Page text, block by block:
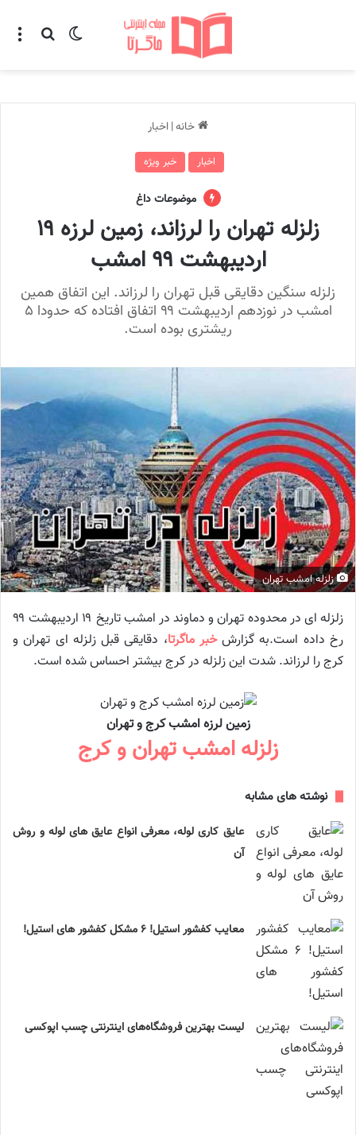
تغییر پوسته
خانه|اخبار
اخبار خبر ویژه
موضوعات داغ
زلزله تهران را لرزاند، زمین لرزه ۱۹
اردیبهشت ۹۹ امشب
زلزله سنگین دقایقی قبل تهران را لرزاند. این اتفاق همین
امشب در نوزدهم اردیبهشت ۹۹ اتفاق افتاده که حدودا ۵
ریشتری بوده است.
زلزله امشب تهران
زلزله ای در محدوده تهران و دماوند در امشب تاریخ ۱۹ اردیبهشت ۹۹
رخ داده است.به گزارشخبر ماگرتا، دقایقی قبل زلزله ای تهران و
کرج را لرزاند. شدت این زلزله در کرج بیشتر احساس شده است.
زمین لرزه امشب کرج و تهران
زلزله امشب تهران و کرج
نوشته های مشابه
عایق کاری لوله، معرفی انواع عایق های لوله و روش
آن
معایب کفشور استیل! ۶ مشکل کفشور های استیل!
لیست بهترین فروشگاه‌های اینترنتی چسب اپوکسی